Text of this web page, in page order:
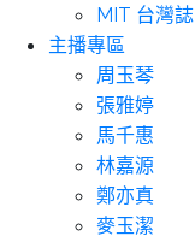
MIT 台灣誌
主播專區
周玉琴
張雅婷
馬千惠
林嘉源
鄭亦真
麥玉潔